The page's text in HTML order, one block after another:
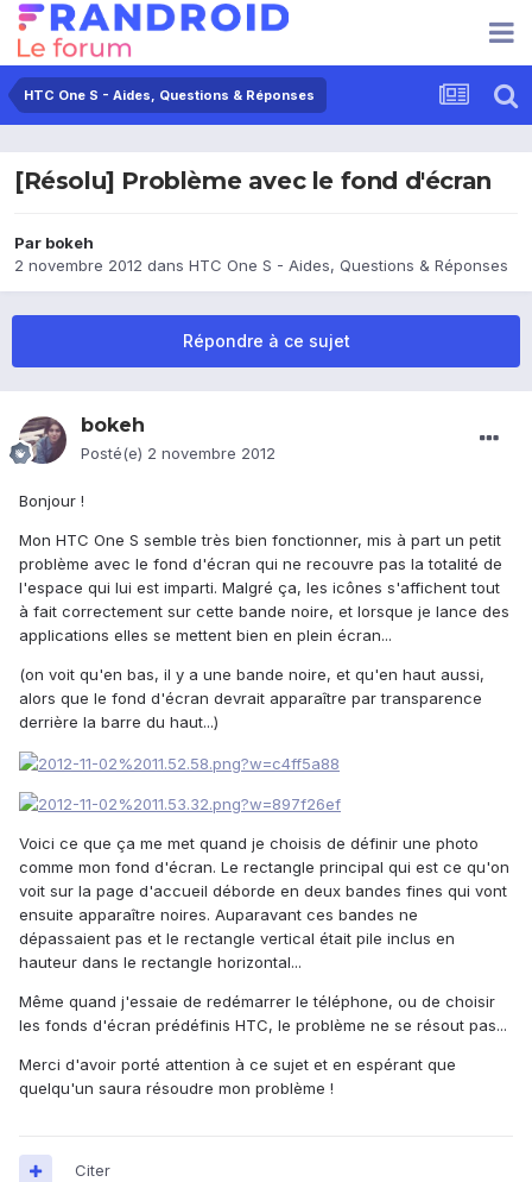
HTC One S - Aides, Questions & Réponses
[Résolu] Problème avec le fond d'écran
Par bokeh
2 novembre 2012 dans HTC One S - Aides, Questions & Réponses
Répondre à ce sujet
bokeh
Posté(e) 2 novembre 2012
Bonjour !
Mon HTC One S semble très bien fonctionner, mis à part un petit
problème avec le fond d'écran qui ne recouvre pas la totalité de
l'espace qui lui est imparti. Malgré ça, les icônes s'affichent tout
à fait correctement sur cette bande noire, et lorsque je lance des
applications elles se mettent bien en plein écran...
(on voit qu'en bas, il y a une bande noire, et qu'en haut aussi,
alors que le fond d'écran devrait apparaître par transparence
derrière la barre du haut...)
Voici ce que ça me met quand je choisis de définir une photo
comme mon fond d'écran. Le rectangle principal qui est ce qu'on
voit sur la page d'accueil déborde en deux bandes fines qui vont
ensuite apparaître noires. Auparavant ces bandes ne
dépassaient pas et le rectangle vertical était pile inclus en
hauteur dans le rectangle horizontal...
Même quand j'essaie de redémarrer le téléphone, ou de choisir
les fonds d'écran prédéfinis HTC, le problème ne se résout pas...
Merci d'avoir porté attention à ce sujet et en espérant que
quelqu'un saura résoudre mon problème !
Citer